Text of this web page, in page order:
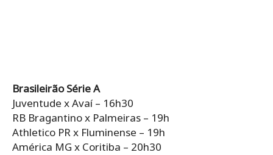
Brasileirão Série A
Juventude x Avaí – 16h30
RB Bragantino x Palmeiras – 19h
Athletico PR x Fluminense – 19h
América MG x Coritiba – 20h30